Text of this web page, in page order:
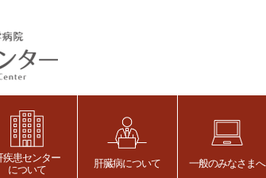
疾患センター
について
肝臓病について 一般のみなさまへ